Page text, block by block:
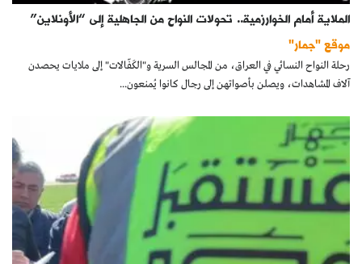
بالصورة
كتّابنا
الأرشيف
الملاية أمام الخوارزمية.. تحولات النواح من الجاهلية إلى “الأونلاين”
موقع "جمار"
رحلة النواح النسائي في العراق، من المجالس السرية و"الكَفّالات" إلى ملايات يحصدن
آلاف المشاهدات، ويصلن بأصواتهن إلى رجال كانوا يُمنعون...